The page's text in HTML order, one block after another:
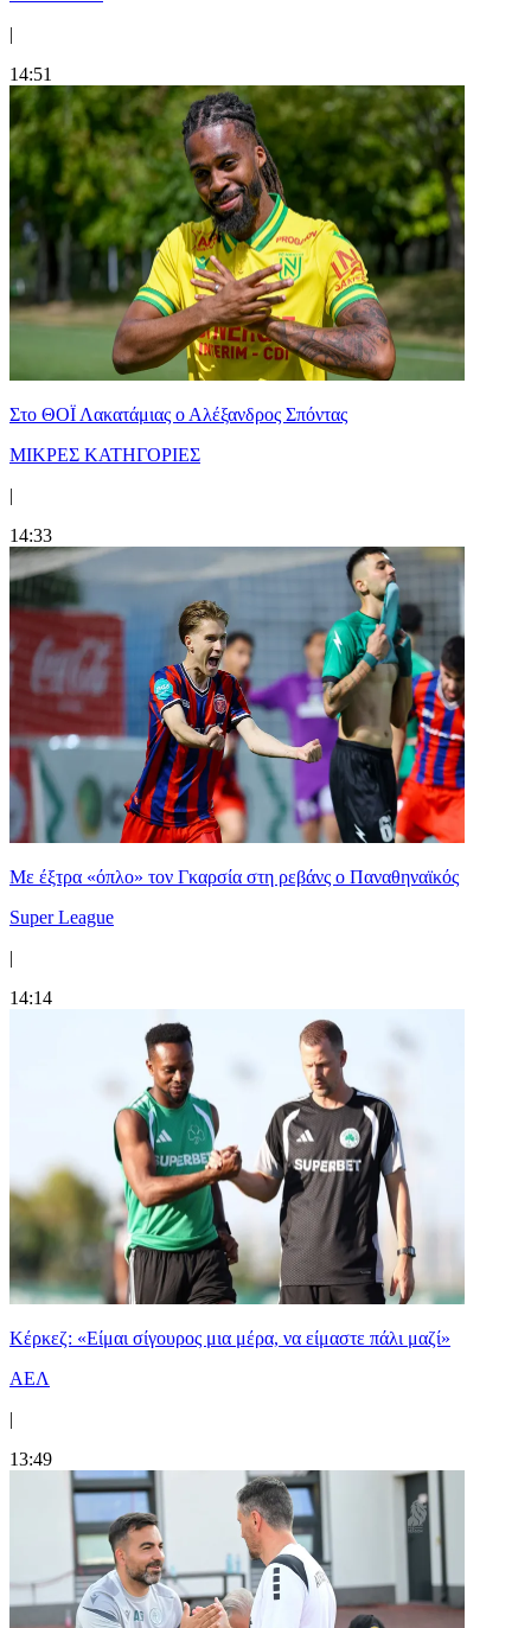
|
14:51
Στο ΘΟΪ Λακατάμιας ο Αλέξανδρος Σπόντας
ΜΙΚΡΕΣ ΚΑΤΗΓΟΡΙΕΣ
|
14:33
Mε έξτρα «όπλο» τον Γκαρσία στη ρεβάνς ο Παναθηναϊκός
Super League
|
14:14
Κέρκεζ: «Είμαι σίγουρος μια μέρα, να είμαστε πάλι μαζί»
ΑΕΛ
|
13:49